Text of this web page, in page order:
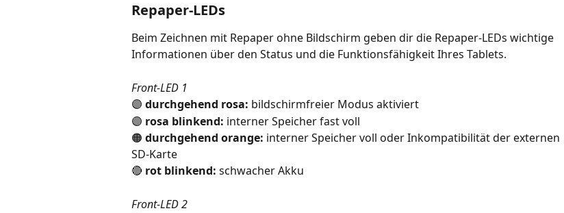
Repaper-LEDs
Beim Zeichnen mit Repaper ohne Bildschirm geben dir die Repaper-LEDs wichtige
Informationen über den Status und die Funktionsfähigkeit Ihres Tablets.
Front-LED 1
🟣 durchgehend rosa: bildschirmfreier Modus aktiviert
🟣 rosa blinkend: interner Speicher fast voll
🟠 durchgehend orange: interner Speicher voll oder Inkompatibilität der externen
SD-Karte
🔴 rot blinkend: schwacher Akku
Front-LED 2